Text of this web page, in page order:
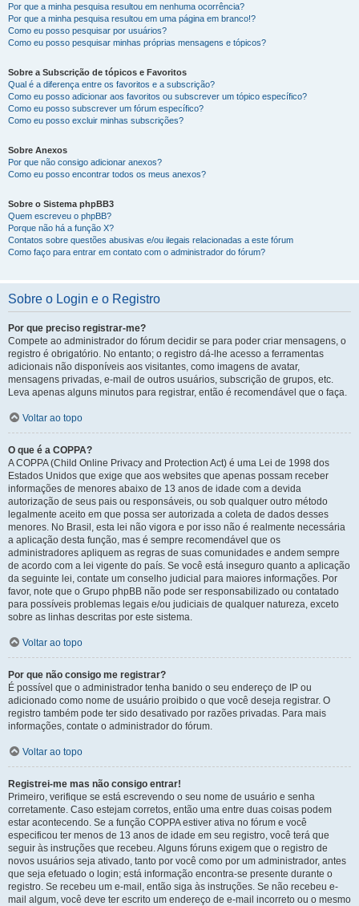
Por que a minha pesquisa resultou em nenhuma ocorrência?
Por que a minha pesquisa resultou em uma página em branco!?
Como eu posso pesquisar por usuários?
Como eu posso pesquisar minhas próprias mensagens e tópicos?
Sobre a Subscrição de tópicos e Favoritos
Qual é a diferença entre os favoritos e a subscrição?
Como eu posso adicionar aos favoritos ou subscrever um tópico específico?
Como eu posso subscrever um fórum específico?
Como eu posso excluir minhas subscrições?
Sobre Anexos
Por que não consigo adicionar anexos?
Como eu posso encontrar todos os meus anexos?
Sobre o Sistema phpBB3
Quem escreveu o phpBB?
Porque não há a função X?
Contatos sobre questões abusivas e/ou ilegais relacionadas a este fórum
Como faço para entrar em contato com o administrador do fórum?
Sobre o Login e o Registro
Por que preciso registrar-me?
Compete ao administrador do fórum decidir se para poder criar mensagens, o
registro é obrigatório. No entanto; o registro dá-lhe acesso a ferramentas
adicionais não disponíveis aos visitantes, como imagens de avatar,
mensagens privadas, e-mail de outros usuários, subscrição de grupos, etc.
Leva apenas alguns minutos para registrar, então é recomendável que o faça.
Voltar ao topo
O que é a COPPA?
A COPPA (Child Online Privacy and Protection Act) é uma Lei de 1998 dos
Estados Unidos que exige que aos websites que apenas possam receber
informações de menores abaixo de 13 anos de idade com a devida
autorização de seus pais ou responsáveis, ou sob qualquer outro método
legalmente aceito em que possa ser autorizada a coleta de dados desses
menores. No Brasil, esta lei não vigora e por isso não é realmente necessária
a aplicação desta função, mas é sempre recomendável que os
administradores apliquem as regras de suas comunidades e andem sempre
de acordo com a lei vigente do país. Se você está inseguro quanto a aplicação
da seguinte lei, contate um conselho judicial para maiores informações. Por
favor, note que o Grupo phpBB não pode ser responsabilizado ou contatado
para possíveis problemas legais e/ou judiciais de qualquer natureza, exceto
sobre as linhas descritas por este sistema.
Voltar ao topo
Por que não consigo me registrar?
É possível que o administrador tenha banido o seu endereço de IP ou
adicionado como nome de usuário proibido o que você deseja registrar. O
registro também pode ter sido desativado por razões privadas. Para mais
informações, contate o administrador do fórum.
Voltar ao topo
Registrei-me mas não consigo entrar!
Primeiro, verifique se está escrevendo o seu nome de usuário e senha
corretamente. Caso estejam corretos, então uma entre duas coisas podem
estar acontecendo. Se a função COPPA estiver ativa no fórum e você
especificou ter menos de 13 anos de idade em seu registro, você terá que
seguir às instruções que recebeu. Alguns fóruns exigem que o registro de
novos usuários seja ativado, tanto por você como por um administrador, antes
que seja efetuado o login; está informação encontra-se presente durante o
registro. Se recebeu um e-mail, então siga às instruções. Se não recebeu e-
mail algum, você deve ter escrito um endereço de e-mail incorreto ou o mesmo